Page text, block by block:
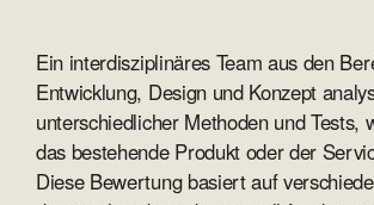
Ein interdisziplinäres Team aus den
Entwicklung, Design und Konzept
unterschiedlicher Methoden und Tests,
das bestehende Produkt oder der
Diese Bewertung basiert auf